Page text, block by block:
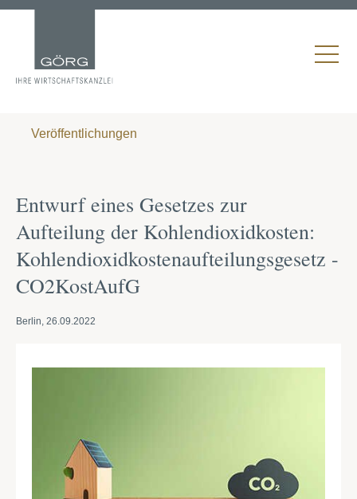
Veröffentlichungen
Entwurf eines Gesetzes zur
Aufteilung der Kohlendioxidkosten:
Kohlendioxidkostenaufteilungsgesetz -
CO2KostAufG
Berlin, 26.09.2022